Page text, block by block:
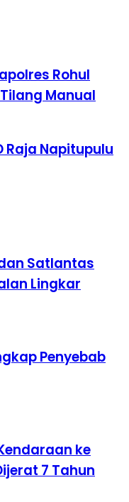
Rohul
Manual
Raja Napitupulu
Satlantas
Lingkar
Penyebab
ke
7 Tahun